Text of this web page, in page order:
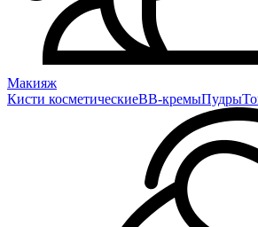
Макияж
Кисти косметическиеBB-кремыПудры